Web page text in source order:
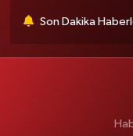
Son Dakika